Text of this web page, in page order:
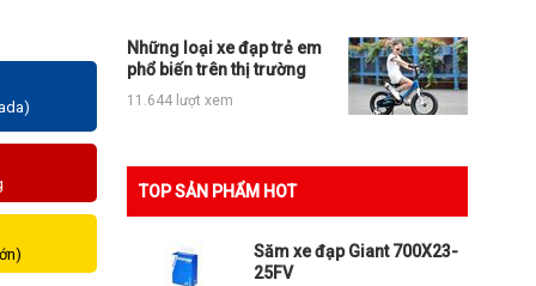
Những loại xe đạp trẻ em
phổ biến trên thị trường
11.644 lượt xem
TOP SẢN PHẨM HOT
Săm xe đạp Giant 700X23-
25FV